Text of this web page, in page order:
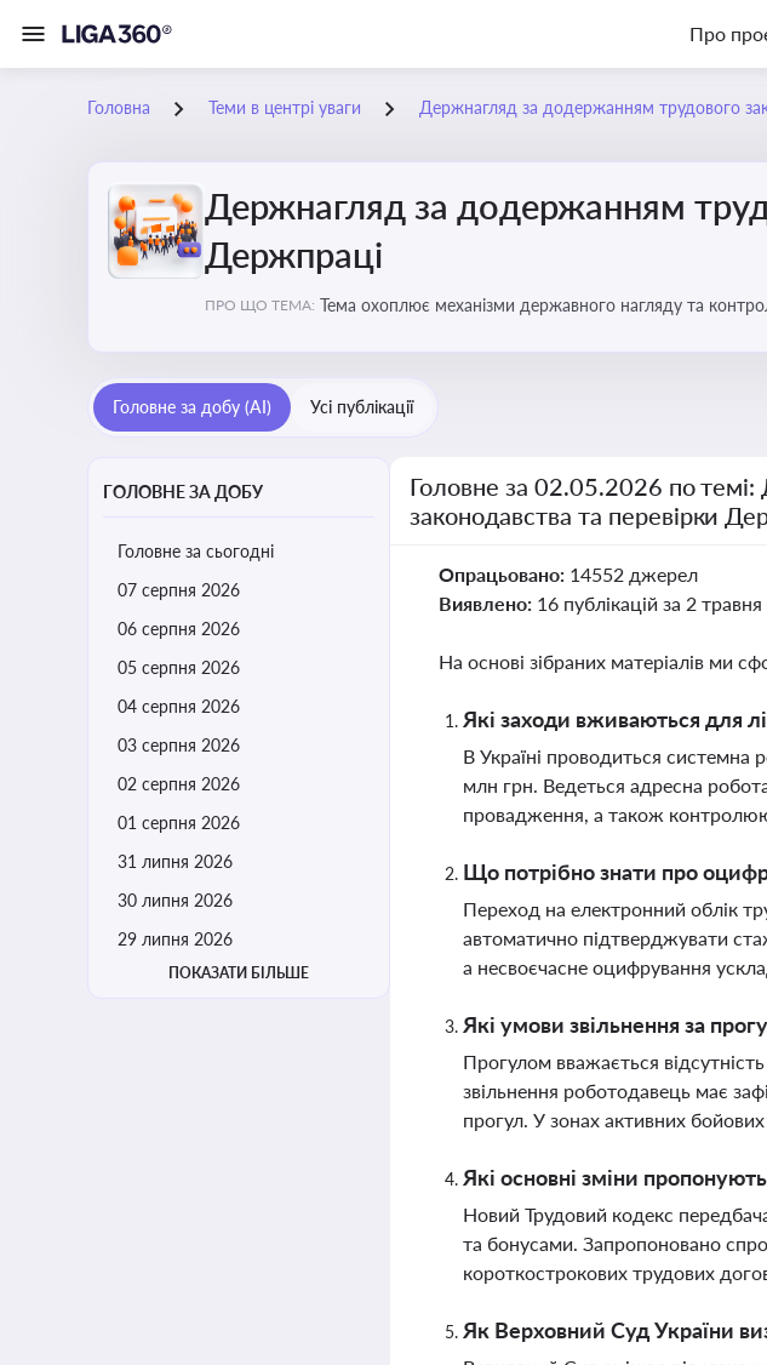
Про
Головна Теми в центрі уваги Держнагляд за додержанням трудового
Держнагляд за додержанням
Держпраці
ПРО ЩО ТЕМА: Тема охоплює механізми державного нагляду та
Головне за добу (AI) Усі публікації
ГОЛОВНЕ ЗА ДОБУ
Головне за сьогодні
07 серпня 2026
06 серпня 2026
05 серпня 2026
04 серпня 2026
03 серпня 2026
02 серпня 2026
01 серпня 2026
31 липня 2026
30 липня 2026
29 липня 2026
ПОКАЗАТИ БІЛЬШЕ
Головне за 02.05.2026 по
законодавства та перевірки
Опрацьовано: 14552 джерел
Виявлено: 16 публікацій за 2 травня
На основі зібраних матеріалів ми
Які заходи вживаються для
В Україні проводиться системна
млн грн. Ведеться адресна
провадження, а також
Що потрібно знати про
Переход на електронний облік
автоматично підтверджувати
а несвоєчасне оцифрування
Які умови звільнення за
Прогулом вважається
звільнення роботодавець має
прогул. У зонах активних
Які основні зміни
Новий Трудовий кодекс
та бонусами. Запропоновано
короткострокових трудових
Як Верховний Суд України